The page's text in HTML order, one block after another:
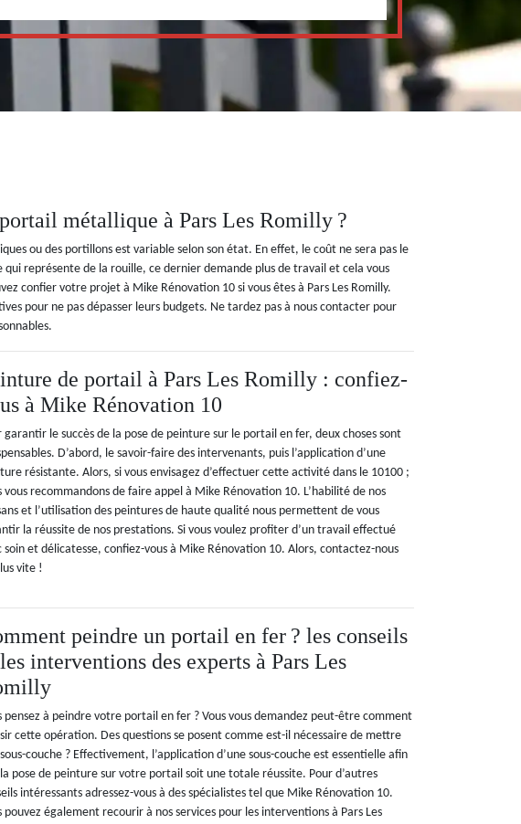
métallique à Pars Les Romilly ?
ou des portillons est variable selon son état. En effet, le coût ne sera pas le
représente de la rouille, ce dernier demande plus de travail et cela vous
confier votre projet à Mike Rénovation 10 si vous êtes à Pars Les Romilly.
pour ne pas dépasser leurs budgets. Ne tardez pas à nous contacter pour
de portail à Pars Les Romilly : confiez-
à Mike Rénovation 10
garantir le succès de la pose de peinture sur le portail en fer, deux choses sont
D’abord, le savoir-faire des intervenants, puis l’application d’une
résistante. Alors, si vous envisagez d’effectuer cette activité dans le 10100 ;
vous recommandons de faire appel à Mike Rénovation 10. L’habilité de nos
et l’utilisation des peintures de haute qualité nous permettent de vous
la réussite de nos prestations. Si vous voulez profiter d’un travail effectué
soin et délicatesse, confiez-vous à Mike Rénovation 10. Alors, contactez-nous
vite !
peindre un portail en fer ? les conseils
interventions des experts à Pars Les
pensez à peindre votre portail en fer ? Vous vous demandez peut-être comment
cette opération. Des questions se posent comme est-il nécessaire de mettre
couche ? Effectivement, l’application d’une sous-couche est essentielle afin
pose de peinture sur votre portail soit une totale réussite. Pour d’autres
intéressants adressez-vous à des spécialistes tel que Mike Rénovation 10.
pouvez également recourir à nos services pour les interventions à Pars Les